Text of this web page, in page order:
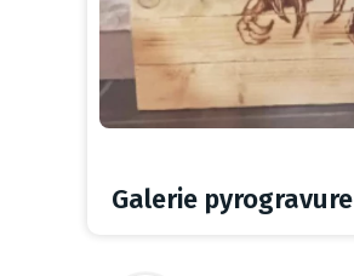
Galerie pyrogravure